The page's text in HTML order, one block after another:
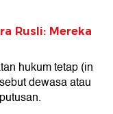
Rusli: Mereka
hukum tetap (in
dewasa atau